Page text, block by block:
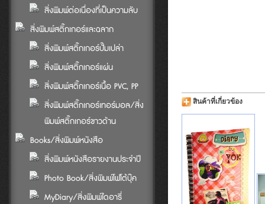
สิ่งพิมพ์ต่อเนื่องที่เป็นความลับ
สิ่งพิมพ์สติ๊กเกอร์และฉลาก
สิ่งพิมพ์สติ๊กเกอร์ปั๊มเปล่า
สิ่งพิมพ์สติ๊กเกอร์แผ่น
สิ่งพิมพ์สติ๊กเกอร์เนื้อ PVC, PP
สิ่งพิมพ์สติ๊กเกอร์เทอร์มอล/สิ่ง
พิมพ์สติ๊กเกอร์ขาวด้าน
Books/สิ่งพิมพ์หนังสือ
สิ่งพิมพ์หนังสือรายงานประจำปี
Photo Book/สิ่งพิมพ์โฟโต้บุ๊ค
MyDiary/สิ่งพิมพ์ไดอารี่
สินค้าที่เกี่ยวข้อง